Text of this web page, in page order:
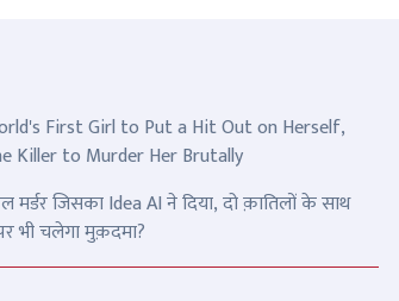
First Girl to Put a Hit Out on Herself,
Killer to Murder Her Brutally
मर्डर जिसका Idea AI ने दिया, दो क़ातिलों के साथ
भी चलेगा मुक़दमा?